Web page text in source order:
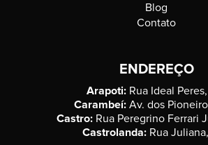
Blog
Contato
ENDEREÇO
Arapoti: Rua Ideal
Carambeí: Av. dos
Castro: Rua Peregrino Ferrari
Castrolanda: Rua